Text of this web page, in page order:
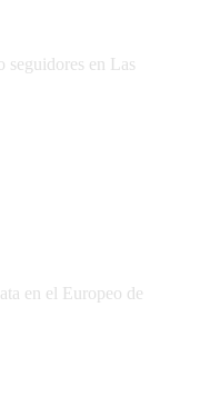
seguidores en Las
en el Europeo de